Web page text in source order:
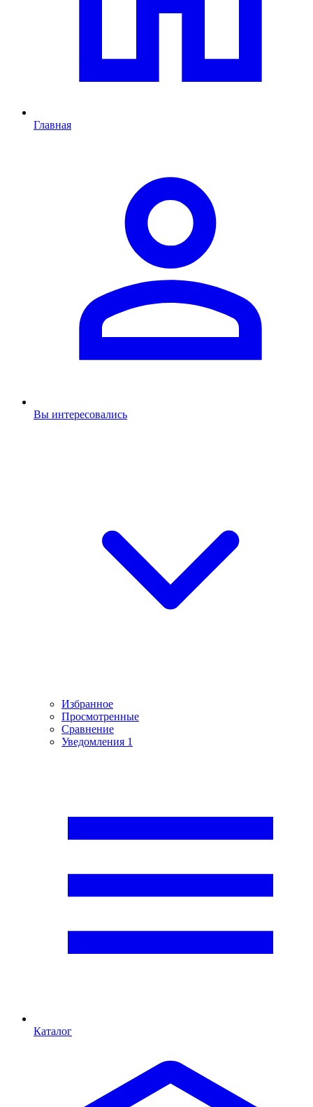
Главная
Вы интересовались
Избранное
Просмотренные
Сравнение
Уведомления 1
Каталог